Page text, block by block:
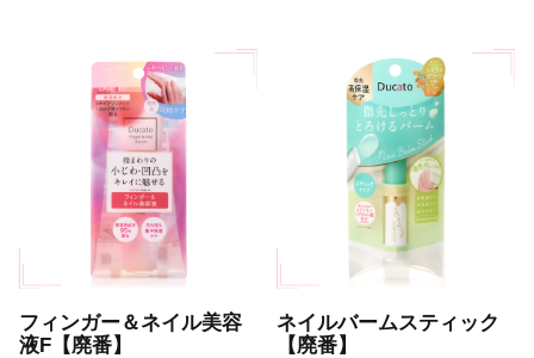
フィンガー＆ネイル美容
液F【廃番】
ネイルバームスティック
【廃番】